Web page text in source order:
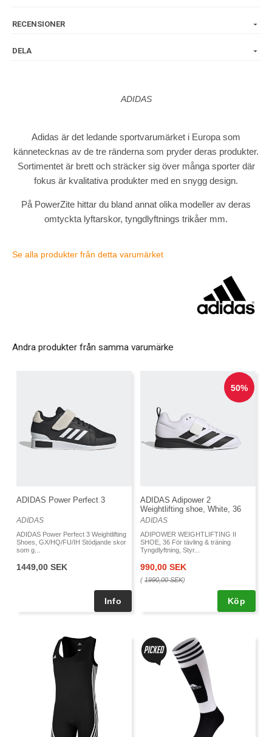
RECENSIONER
DELA
ADIDAS
Adidas är det ledande sportvarumärket i Europa som
kännetecknas av de tre ränderna som pryder deras produkter.
Sortimentet är brett och sträcker sig över många sporter där
fokus är kvalitativa produkter med en snygg design.
På PowerZite hittar du bland annat olika modeller av deras
omtyckta lyftarskor, tyngdlyftnings trikåer mm.
Se alla produkter från detta varumärket
Andra produkter från samma varumärke
ADIDAS Power Perfect 3
ADIDAS
ADIDAS Power Perfect 3 Weightlifting
Shoes, GX/HQ/FU/IH Stödjande skor
som g...
1449,00 SEK
ADIDAS Adipower 2
Weightlifting shoe, White, 36
ADIDAS
ADIPOWER WEIGHTLIFTING II
SHOE, 36 För tävling & träning
Tyngdlyftning, Styr...
990,00 SEK
(1990,00 SEK)
Köp